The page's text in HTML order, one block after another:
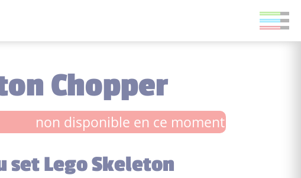
Chopper
non disponible en ce moment
set Lego Skeleton